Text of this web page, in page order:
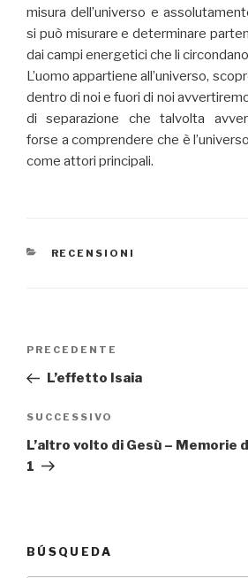
misura dell’universo e
si può misurare e determinare
dai campi energetici che li
L’uomo appartiene all’universo,
dentro di noi e fuori di noi
di separazione che talvolta
forse a comprendere che è
come attori principali.
CATEGORIE
RECENSIONI
Articolo
precedente:
PRECEDENTE
L’effetto Isaia
Articolo
successivo
SUCCESSIVO
L’altro volto di Gesù – Memorie
1
BÚSQUEDA